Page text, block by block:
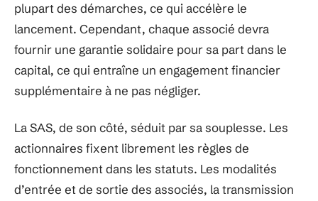
plupart des démarches, ce qui accélère le
lancement. Cependant, chaque associé devra
fournir une garantie solidaire pour sa part dans le
capital, ce qui entraîne un engagement financier
supplémentaire à ne pas négliger.
La SAS, de son côté, séduit par sa souplesse. Les
actionnaires fixent librement les règles de
fonctionnement dans les statuts. Les modalités
d’entrée et de sortie des associés, la transmission